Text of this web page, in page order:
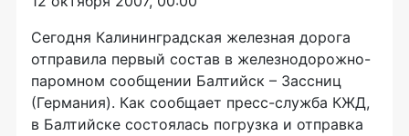
Сегодня Калининградская железная дорога
отправила первый состав в железнодорожно-
паромном сообщении Балтийск – Зассниц
(Германия). Как сообщает пресс-служба КЖД,
в Балтийске состоялась погрузка и отправка